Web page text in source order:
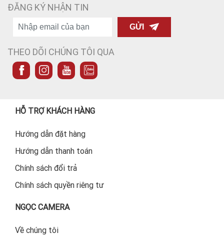
ĐĂNG KÝ NHẬN TIN
GỬI
THEO DÕI CHÚNG TÔI QUA
HỖ TRỢ KHÁCH HÀNG
Hướng dẫn đặt hàng
Hướng dẫn thanh toán
Chính sách đổi trả
Chính sách quyền riêng tư
NGỌC CAMERA
Về chúng tôi